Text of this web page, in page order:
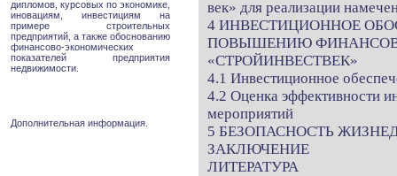
дипломов, курсовых по экономике,
иновациям, инвестициям на
примере строительных
предприятий, а также обоснованию
финансово-экономических
показателей предприятия
недвижимости.
Дополнительная информация.
век» для реализации
4 ИНВЕСТИЦИОННОЕ
ПОВЫШЕНИЮ
«СТРОЙИНВЕСТВЕК»
4.1 Инвестиционное
4.2 Оценка эффективности
мероприятий
5 БЕЗОПАСНОСТЬ
ЗАКЛЮЧЕНИЕ
ЛИТЕРАТУРА